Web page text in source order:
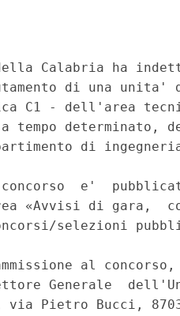
Calabria ha
di una unita'
C1 - dell'area
tempo determinato,
di
e'
«Avvisi di gara,
selezioni
al
Generale
Pietro Bucci,